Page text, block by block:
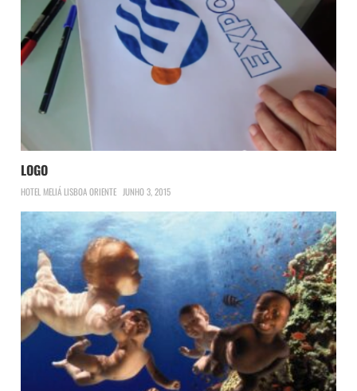
LOGO
HOTEL MELIÁ LISBOA ORIENTE JUNHO 3, 2015